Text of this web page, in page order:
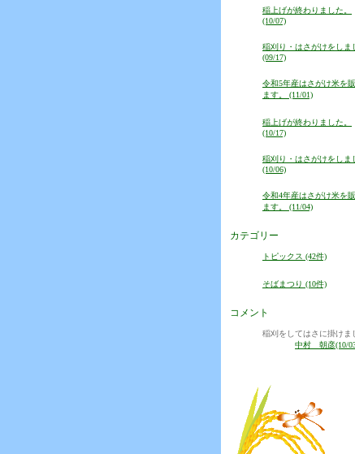
稲上げが終わりました。
(10/07)
稲刈り・はさがけをしま
(09/17)
令和5年産はさがけ米を
ます。 (11/01)
稲上げが終わりました。
(10/17)
稲刈り・はさがけをしま
(10/06)
令和4年産はさがけ米を
ます。 (11/04)
カテゴリー
トピックス (42件)
そばまつり (10件)
コメント
稲刈をしてはさに掛けま
中村 朝彦(10/